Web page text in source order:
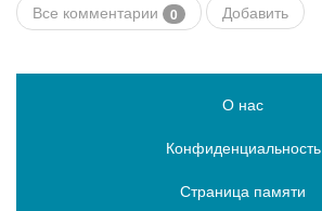
Все комментарии 0 Добавить
О нас
Конфиденциальность
Страница памяти